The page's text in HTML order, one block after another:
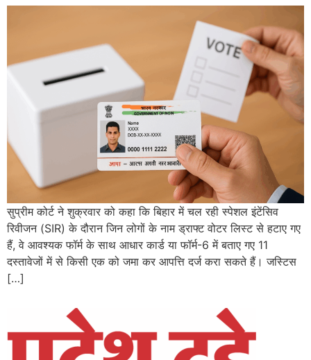
सुप्रीम कोर्ट ने शुक्रवार को कहा कि बिहार में चल रही स्पेशल इंटेंसिव
रिवीजन (SIR) के दौरान जिन लोगों के नाम ड्राफ्ट वोटर लिस्ट से हटाए गए
हैं, वे आवश्यक फॉर्म के साथ आधार कार्ड या फॉर्म-6 में बताए गए 11
दस्तावेजों में से किसी एक को जमा कर आपत्ति दर्ज करा सकते हैं। जस्टिस
[…]